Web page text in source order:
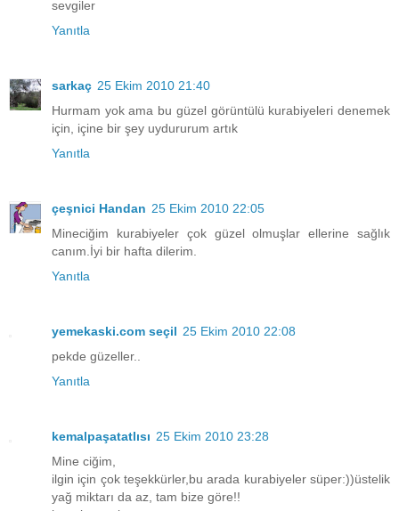
sevgiler
Yanıtla
sarkaç 25 Ekim 2010 21:40
Hurmam yok ama bu güzel görüntülü kurabiyeleri denemek
için, içine bir şey uydururum artık
Yanıtla
çeşnici Handan 25 Ekim 2010 22:05
Mineciğim kurabiyeler çok güzel olmuşlar ellerine sağlık
canım.İyi bir hafta dilerim.
Yanıtla
yemekaski.com seçil 25 Ekim 2010 22:08
pekde güzeller..
Yanıtla
kemalpaşatatlısı 25 Ekim 2010 23:28
Mine ciğim,
ilgin için çok teşekkürler,bu arada kurabiyeler süper:))üstelik
yağ miktarı da az, tam bize göre!!